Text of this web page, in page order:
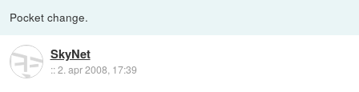
Pocket change.
SkyNet
::2. apr 2008, 17:39